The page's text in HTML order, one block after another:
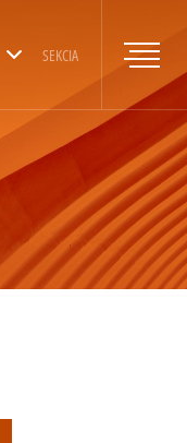
SEKCIA